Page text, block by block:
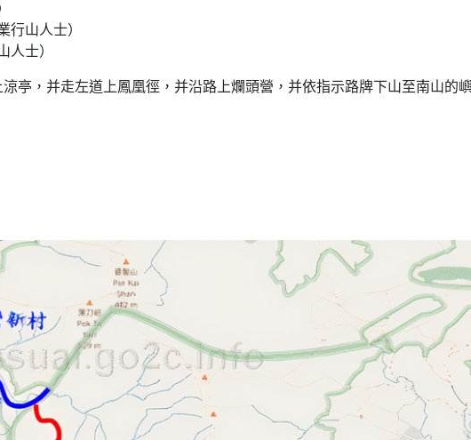
行山人士）
人士）
亭，并走左道上鳳凰徑，并沿路上爛頭營，并依指示路牌下山至南山的